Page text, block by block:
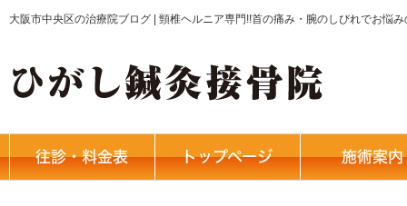
大阪市中央区の治療院ブログ | 頸椎ヘルニア専門!!首の痛み・腕のしびれでお悩
往診・料金表 トップページ 施術案内